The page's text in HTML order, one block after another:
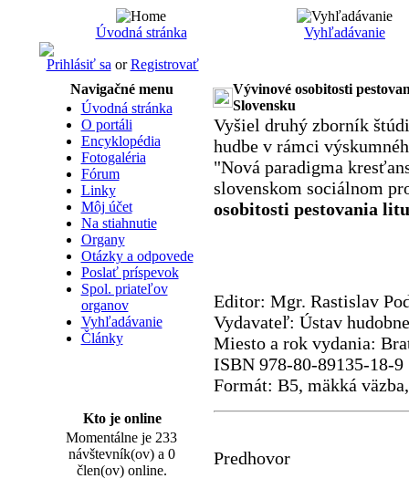
Úvodná stránka Vyhľadávanie
Prihlásiť sa orRegistrovať
Navigačné menu
Úvodná stránka
O portáli
Encyklopédia
Fotogaléria
Fórum
Linky
Môj účet
Na stiahnutie
Organy
Otázky a odpovede
Poslať príspevok
Spol. priateľov
organov
Vyhľadávanie
Články
Kto je online
Momentálne je 233
návštevník(ov) a 0
člen(ov) online.
Vývinové osobitosti
Slovensku
Vyšiel druhý zborník
hudbe v rámci
"Nová paradigma
slovenskom sociálnom
osobitosti pestovania
Editor: Mgr. Rastislav
Vydavateľ: Ústav
Miesto a rok vydania:
ISBN 978-80-89135-18-9
Formát: B5, mäkká
Predhovor